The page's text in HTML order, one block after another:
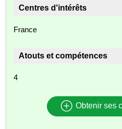
Centres d'intérêts
France
Atouts et compétences
4
Obtenir ses